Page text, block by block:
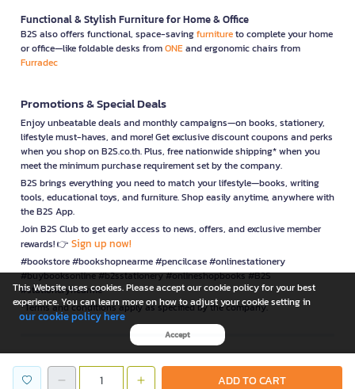
ADD TO CART
Functional & Stylish Furniture for Home & Office
B2S also offers functional, space-savingfurnitureto complete your home
or office—like foldable desks fromONEand ergonomic chairs from
Furradec
Promotions & Special Deals
Enjoy unbeatable deals and monthly campaigns—on books, stationery,
lifestyle must-haves, and more! Get exclusive discount coupons and perks
when you shop on B2S.co.th. Plus, free nationwide shipping* when you
meet the minimum purchase requirement set by the company.
B2S brings everything you need to match your lifestyle—books, writing
tools, educational toys, and furniture. Shop easily anytime, anywhere with
the B2S App.
Join B2S Club to get early access to news, offers, and exclusive member
rewards! 👉 Sign up now!
#bookstore #bookshopnearme #pencilcase #onlinestationery
#buybooksonline #b2sstationery #onlineshopbooks #B2S
#stationerynearme
*Terms and conditions apply as specified by the company.
is a company operating under
This Website uses cookies. Please accept our cookie policy for your best
experience. You can learn more on how to adjust your cookie setting in
our cookie policy here
Accept